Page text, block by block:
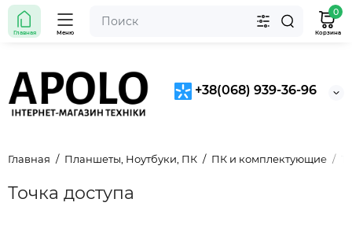
+38(068) 939-36-96
Главная Меню
0
Корзина
Главная Планшеты, Ноутбуки, ПК ПК и комплектующие
Точка доступа